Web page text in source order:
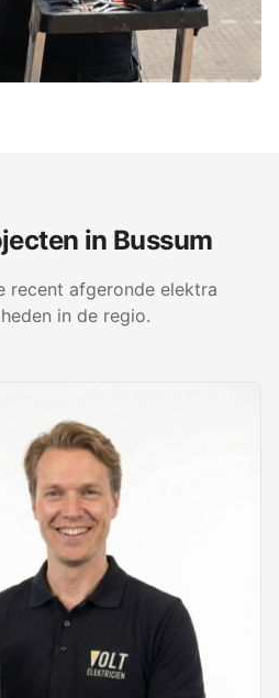
in Bussum
recent afgeronde elektra
in de regio.